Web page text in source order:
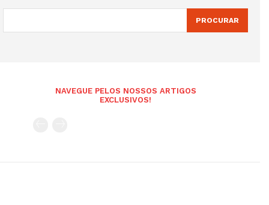
PROCURAR
NAVEGUE PELOS NOSSOS ARTIGOS
EXCLUSIVOS!